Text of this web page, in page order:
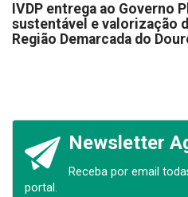
IVDP entrega ao Governo
sustentável e valorização
Região Demarcada do
Newsletter
Receba por email
portal.